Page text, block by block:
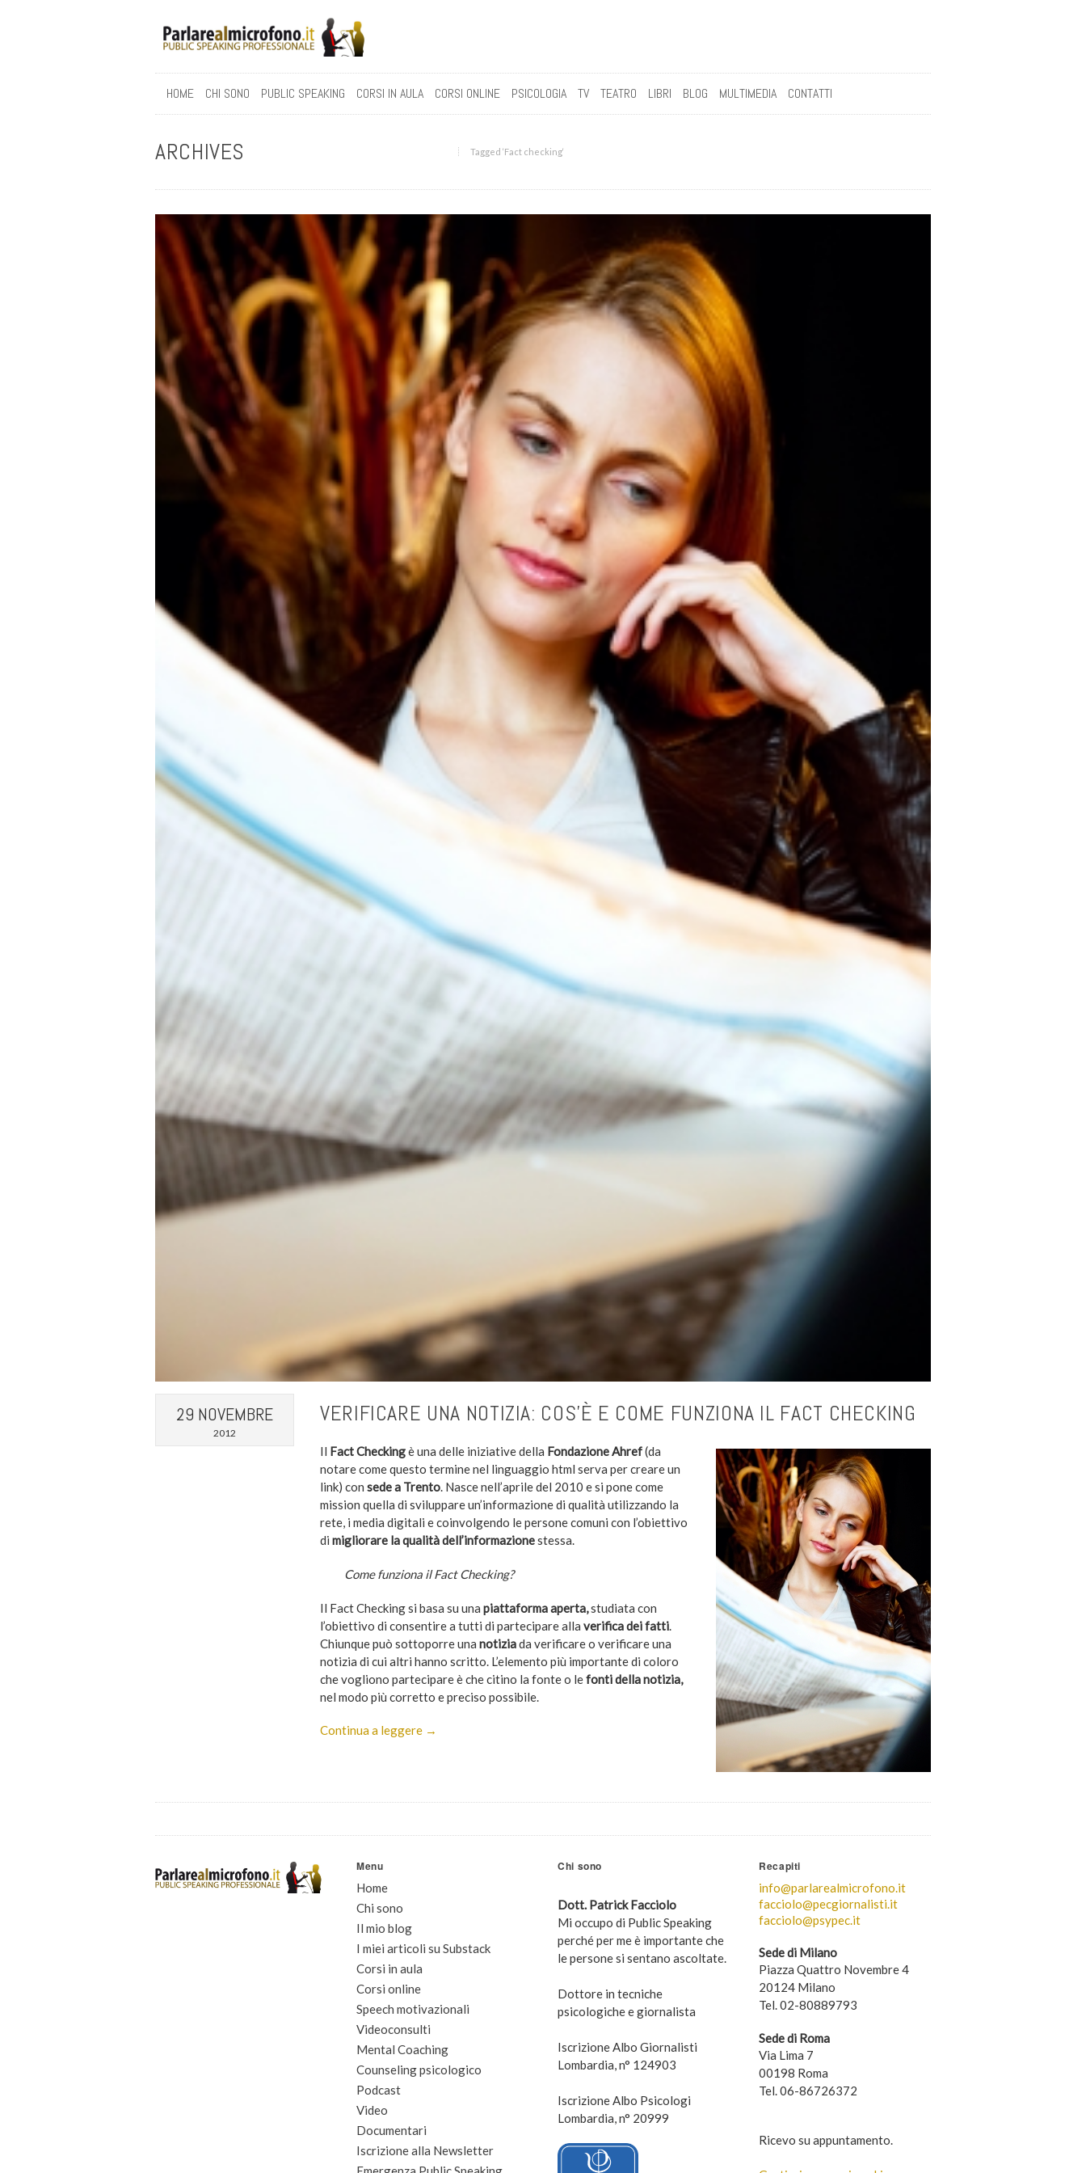
HOME CHI SONO PUBLIC SPEAKING CORSI IN AULA CORSI ONLINE PSICOLOGIA TV TEATRO LIBRI BLOG MULTIMEDIA CONTATTI
ARCHIVES Tagged ‘Fact checking‘
29 NOVEMBRE
2012
VERIFICARE UNA NOTIZIA: COS’È E COME FUNZIONA IL FACT CHECKING
Il Fact Checkingè una delle iniziative della Fondazione Ahref(da
notare come questo termine nel linguaggio html serva per creare un
link) con sede a Trento. Nasce nell’aprile del 2010 e si pone come
mission quella di sviluppare un’informazione di qualità utilizzando la
rete, i media digitali e coinvolgendo le persone comuni con l’obiettivo
di migliorare la qualità dell’informazionestessa.
Come funziona il Fact Checking?
Il Fact Checking si basa su una piattaforma aperta,studiata con
l’obiettivo di consentire a tutti di partecipare alla verifica dei fatti.
Chiunque può sottoporre una notiziada verificare o verificare una
notizia di cui altri hanno scritto. L’elemento più importante di coloro
che vogliono partecipare è che citino la fonte o lefonti della notizia,
nel modo più corretto e preciso possibile.
Continua a leggere →
Menu
Home
Chi sono
Il mio blog
I miei articoli su Substack
Corsi in aula
Corsi online
Speech motivazionali
Videoconsulti
Mental Coaching
Counseling psicologico
Podcast
Video
Documentari
Iscrizione alla Newsletter
Chi sono
Dott. Patrick Facciolo
Mi occupo di Public Speaking
perché per me è importante che
le persone si sentano ascoltate.
Dottore in tecniche
psicologiche e giornalista
Iscrizione Albo Giornalisti
Lombardia, n° 124903
Iscrizione Albo Psicologi
Lombardia, n° 20999
Recapiti
info@parlarealmicrofono.it
facciolo@pecgiornalisti.it
facciolo@psypec.it
Sede di Milano
Piazza Quattro Novembre 4
20124 Milano
Tel. 02-80889793
Sede di Roma
Via Lima 7
00198 Roma
Tel. 06-86726372
Ricevo su appuntamento.